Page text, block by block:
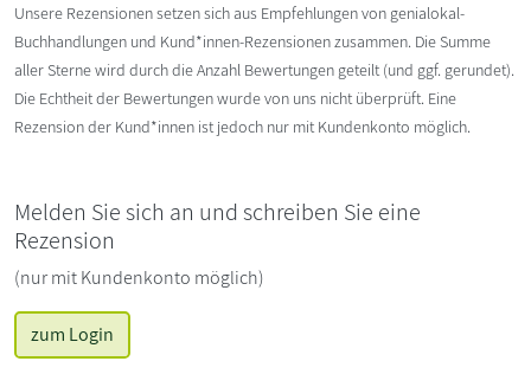
Unsere Rezensionen setzen sich aus Empfehlungen von genialokal-
Buchhandlungen und Kund*innen-Rezensionen zusammen. Die Summe
aller Sterne wird durch die Anzahl Bewertungen geteilt (und ggf. gerundet).
Die Echtheit der Bewertungen wurde von uns nicht überprüft. Eine
Rezension der Kund*innen ist jedoch nur mit Kundenkonto möglich.
Melden Sie sich an und schreiben Sie eine
Rezension
(nur mit Kundenkonto möglich)
zum Login